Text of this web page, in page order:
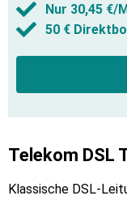
Nur 30,45 €/
50 €
Telekom DSL
Klassische DSL-